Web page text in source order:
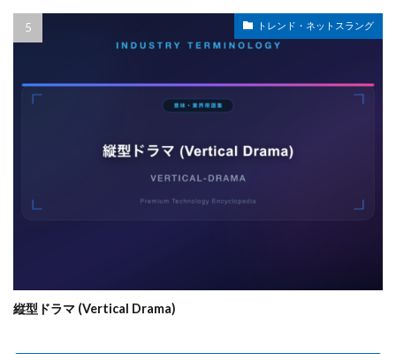
トレンド・ネットスラング
縦型ドラマ (Vertical Drama)